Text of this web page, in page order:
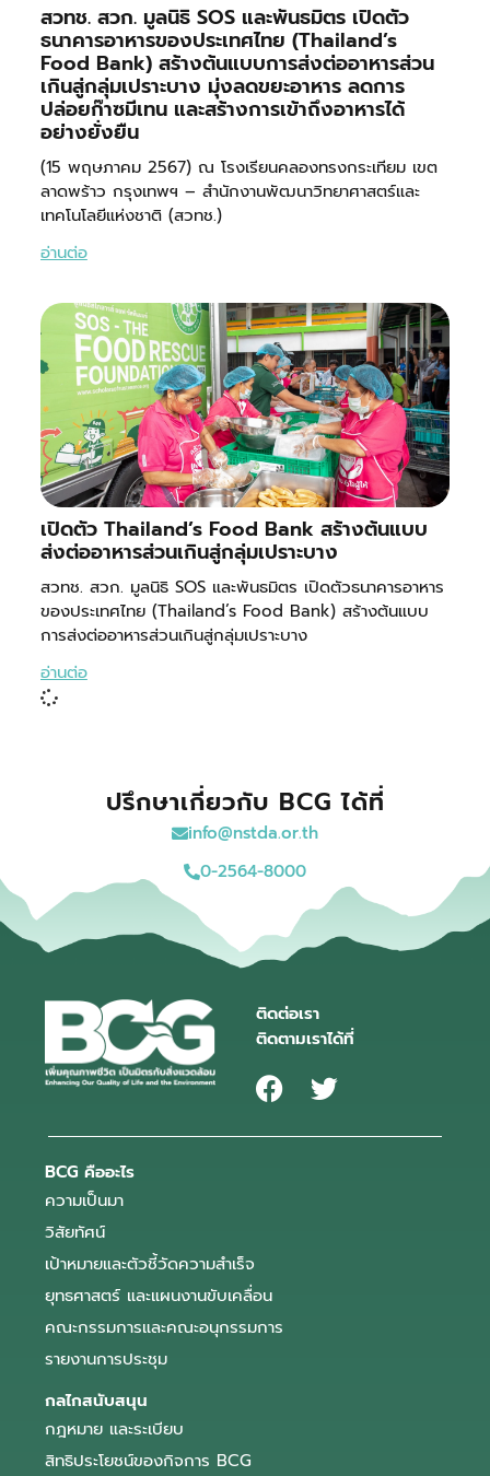
สวทช. สวก. มูลนิธิ SOS และพันธมิตร เปิดตัว
ธนาคารอาหารของประเทศไทย (Thailand’s
Food Bank) สร้างต้นแบบการส่งต่ออาหารส่วน
เกินสู่กลุ่มเปราะบาง มุ่งลดขยะอาหาร ลดการ
ปล่อยก๊าซมีเทน และสร้างการเข้าถึงอาหารได้
อย่างยั่งยืน
(15 พฤษภาคม 2567) ณ โรงเรียนคลองทรงกระเทียม เขต
ลาดพร้าว กรุงเทพฯ – สำนักงานพัฒนาวิทยาศาสตร์และ
เทคโนโลยีแห่งชาติ (สวทช.)
อ่านต่อ
เปิดตัว Thailand’s Food Bank สร้างต้นแบบ
ส่งต่ออาหารส่วนเกินสู่กลุ่มเปราะบาง
สวทช. สวก. มูลนิธิ SOS และพันธมิตร เปิดตัวธนาคารอาหาร
ของประเทศไทย (Thailand’s Food Bank) สร้างต้นแบบ
การส่งต่ออาหารส่วนเกินสู่กลุ่มเปราะบาง
อ่านต่อ
ปรึกษาเกี่ยวกับ BCG ได้ที่
info@nstda.or.th
0-2564-8000
ติดต่อเรา
ติดตามเราได้ที่
BCG คืออะไร
ความเป็นมา
วิสัยทัศน์
เป้าหมายและตัวชี้วัดความสำเร็จ
ยุทธศาสตร์ และแผนงานขับเคลื่อน
คณะกรรมการและคณะอนุกรรมการ
รายงานการประชุม
กลไกสนับสนุน
กฎหมาย และระเบียบ
สิทธิประโยชน์ของกิจการ BCG